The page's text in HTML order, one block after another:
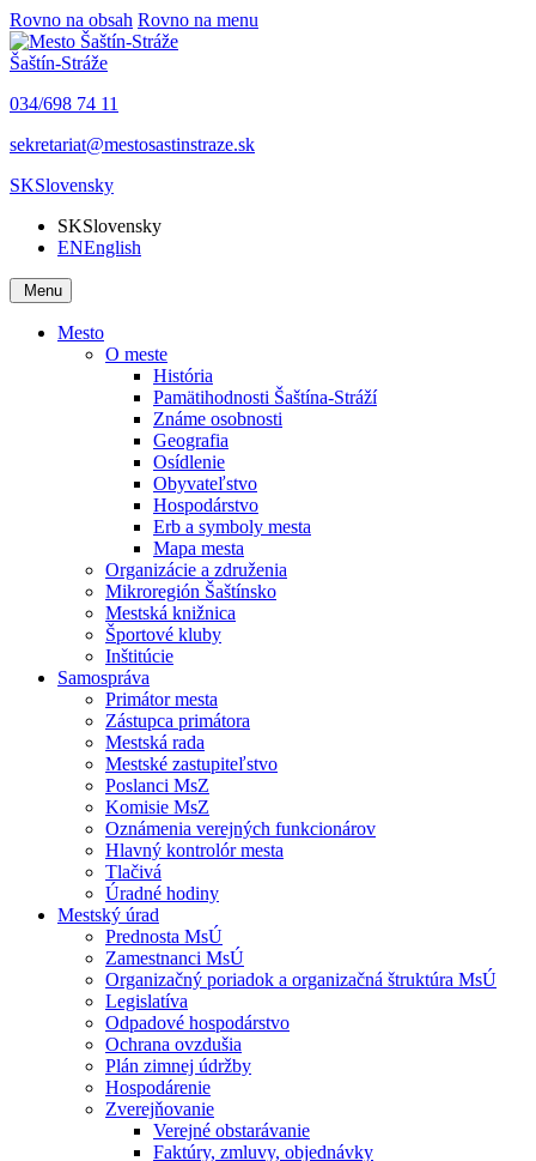
Rovno na obsah Rovno na menu
Šaštín-Stráže
034/698 74 11
sekretariat@mestosastinstraze.sk
SKSlovensky
SKSlovensky
ENEnglish
Menu
Mesto
O meste
História
Pamätihodnosti Šaštína-Stráží
Známe osobnosti
Geografia
Osídlenie
Obyvateľstvo
Hospodárstvo
Erb a symboly mesta
Mapa mesta
Organizácie a združenia
Mikroregión Šaštínsko
Mestská knižnica
Športové kluby
Inštitúcie
Samospráva
Primátor mesta
Zástupca primátora
Mestská rada
Mestské zastupiteľstvo
Poslanci MsZ
Komisie MsZ
Oznámenia verejných funkcionárov
Hlavný kontrolór mesta
Tlačivá
Úradné hodiny
Mestský úrad
Prednosta MsÚ
Zamestnanci MsÚ
Organizačný poriadok a organizačná štruktúra MsÚ
Legislatíva
Odpadové hospodárstvo
Ochrana ovzdušia
Plán zimnej údržby
Hospodárenie
Zverejňovanie
Verejné obstarávanie
Faktúry, zmluvy, objednávky